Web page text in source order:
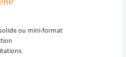
ou mini-format